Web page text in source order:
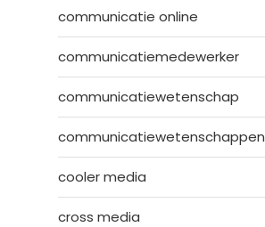
communicatie online
communicatiemedewerker
communicatiewetenschap
communicatiewetenschappen
cooler media
cross media